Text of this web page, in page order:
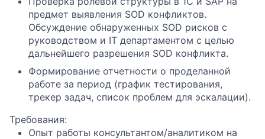
предмет выявления SOD конфликтов.
Обсуждение обнаруженных SOD рисков с
руководством и IT департаментом с целью
дальнейшего разрешения SOD конфликта.
Формирование отчетности о проделанной
работе за период (график тестирования,
трекер задач, список проблем для эскалации).
Требования:
Опыт работы консультантом/аналитиком на